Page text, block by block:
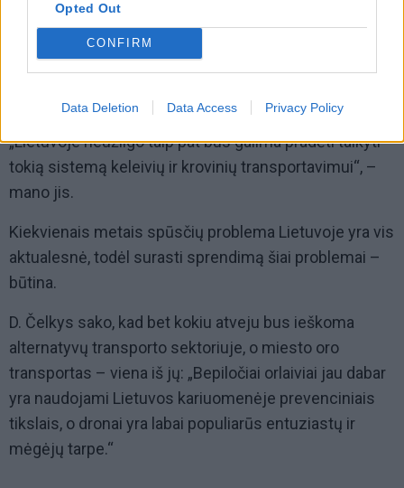
Opted Out
CONFIRM
Data Deletion Data Access Privacy Policy
Šio stendo pritaikymo galimybės pasauliniu mastu –
didelės. Studentas neatmeta galimybės, kad ateityje
tokią sistemą bus galima taikyti ir Lietuvoje.
„Lietuvoje neužilgo taip pat bus galima pradėti taikyti
tokią sistemą keleivių ir krovinių transportavimui“, –
mano jis.
Kiekvienais metais spūsčių problema Lietuvoje yra vis
aktualesnė, todėl surasti sprendimą šiai problemai –
būtina.
D. Čelkys sako, kad bet kokiu atveju bus ieškoma
alternatyvų transporto sektoriuje, o miesto oro
transportas – viena iš jų: „Bepiločiai orlaiviai jau dabar
yra naudojami Lietuvos kariuomenėje prevenciniais
tikslais, o dronai yra labai populiarūs entuziastų ir
mėgėjų tarpe.“